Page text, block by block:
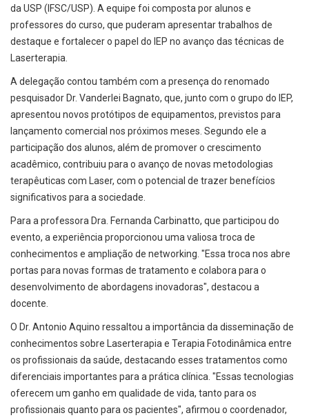
da USP (IFSC/USP). A equipe foi composta por alunos e
professores do curso, que puderam apresentar trabalhos de
destaque e fortalecer o papel do IEP no avanço das técnicas de
Laserterapia.
A delegação contou também com a presença do renomado
pesquisador Dr. Vanderlei Bagnato, que, junto com o grupo do IEP,
apresentou novos protótipos de equipamentos, previstos para
lançamento comercial nos próximos meses. Segundo ele a
participação dos alunos, além de promover o crescimento
acadêmico, contribuiu para o avanço de novas metodologias
terapêuticas com Laser, com o potencial de trazer benefícios
significativos para a sociedade.
Para a professora Dra. Fernanda Carbinatto, que participou do
evento, a experiência proporcionou uma valiosa troca de
conhecimentos e ampliação de networking. "Essa troca nos abre
portas para novas formas de tratamento e colabora para o
desenvolvimento de abordagens inovadoras", destacou a
docente.
O Dr. Antonio Aquino ressaltou a importância da disseminação de
conhecimentos sobre Laserterapia e Terapia Fotodinâmica entre
os profissionais da saúde, destacando esses tratamentos como
diferenciais importantes para a prática clínica. "Essas tecnologias
oferecem um ganho em qualidade de vida, tanto para os
profissionais quanto para os pacientes", afirmou o coordenador,